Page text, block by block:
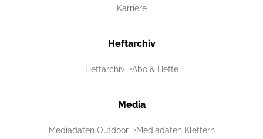
Karriere
Heftarchiv
Heftarchiv Abo & Hefte
Media
Mediadaten Outdoor Mediadaten Klettern